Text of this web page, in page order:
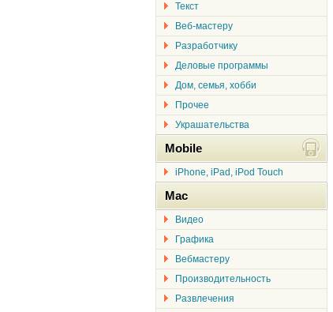
Текст
Веб-мастеру
Разработчику
Деловые программы
Дом, семья, хобби
Прочее
Украшательства
Mobile
iPhone, iPad, iPod Touch
Mac
Видео
Графика
Вебмастеру
Производительность
Развлечения